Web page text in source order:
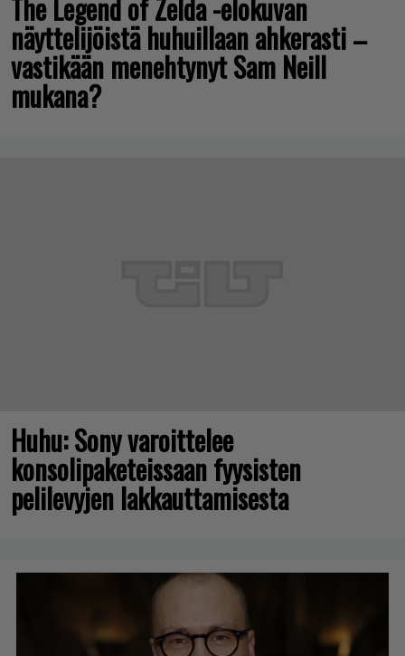
The Legend of Zelda -elokuvan
näyttelijöistä huhuillaan ahkerasti –
vastikään menehtynyt Sam Neill
mukana?
Huhu: Sony varoittelee
konsolipaketeissaan fyysisten
pelilevyjen lakkauttamisesta